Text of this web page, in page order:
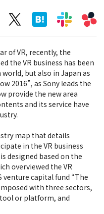
of VR, recently, the
the VR business has been
but also in Japan as
2016”, as Sony leads the
provide the new area
and its service have
map that details
in the VR business
designed based on the
overviewed the VR
venture capital fund “The
with three sectors,
or platform, and